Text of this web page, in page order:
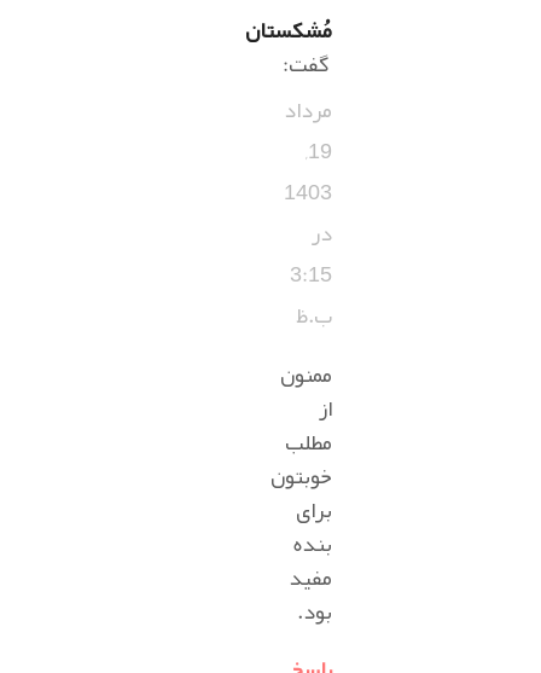
مُشکستان
گفت:
مرداد
19,
1403
در
3:15
ب.ظ
ممنون
از
مطلب
خوبتون
برای
بنده
مفید
بود.